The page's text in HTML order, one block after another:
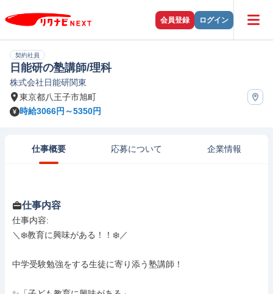
会員登録 ログイン
契約社員
日能研の塾講師/理科
株式会社日能研関東
東京都八王子市旭町
時給3066円～5350円
仕事概要 応募について 企業情報
仕事内容
仕事内容:
＼❄️教育に興味がある！！❄️／
中学受験勉強をする生徒に寄り添う塾講師！